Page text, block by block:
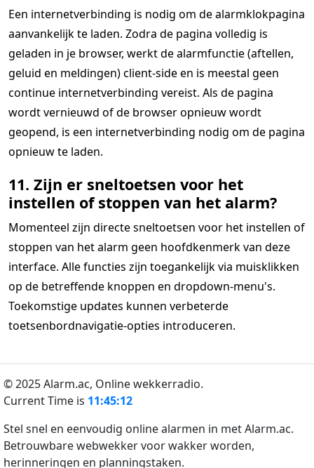
Een internetverbinding is nodig om de alarmklokpagina
aanvankelijk te laden. Zodra de pagina volledig is
geladen in je browser, werkt de alarmfunctie (aftellen,
geluid en meldingen) client-side en is meestal geen
continue internetverbinding vereist. Als de pagina
wordt vernieuwd of de browser opnieuw wordt
geopend, is een internetverbinding nodig om de pagina
opnieuw te laden.
11. Zijn er sneltoetsen voor het
instellen of stoppen van het alarm?
Momenteel zijn directe sneltoetsen voor het instellen of
stoppen van het alarm geen hoofdkenmerk van deze
interface. Alle functies zijn toegankelijk via muisklikken
op de betreffende knoppen en dropdown-menu's.
Toekomstige updates kunnen verbeterde
toetsenbordnavigatie-opties introduceren.
© 2025 Alarm.ac, Online wekkerradio.
Current Time is 11:45:12
Stel snel en eenvoudig online alarmen in met Alarm.ac.
Betrouwbare webwekker voor wakker worden,
herinneringen en planningstaken.